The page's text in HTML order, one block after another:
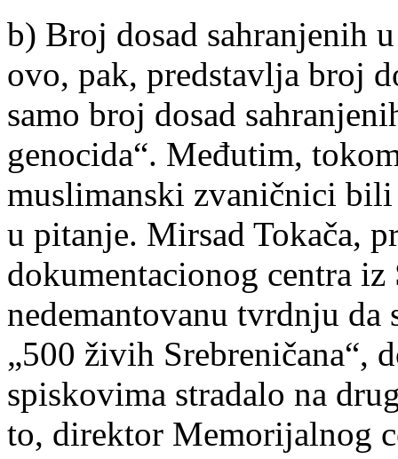
b) Broj dosad sahranjenih
ovo, pak, predstavlja broj
samo broj dosad
genocida“. Međutim,
muslimanski zvaničnici
u pitanje. Mirsad Tokača,
dokumentacionog centra iz
nedemantovanu tvrdnju da
„500 živih Srebreničana“,
spiskovima stradalo na
to, direktor Memorijalnog